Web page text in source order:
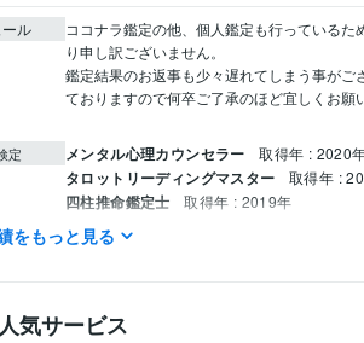
ル
ココナラ鑑定の他、個人鑑定も行っている
り申し訳ございません。
鑑定結果のお返事も少々遅れてしまう事が
ておりますので何卒ご了承のほど宜しくお願
定 メンタル心理カウンセラー 取得年 : 2020
タロットリーディングマスター 取得年 :
四柱推命鑑定士 取得年 : 2019年
タロットリーディングマスター
メンタル心理カウンセラー
をもっと見る
気サービス